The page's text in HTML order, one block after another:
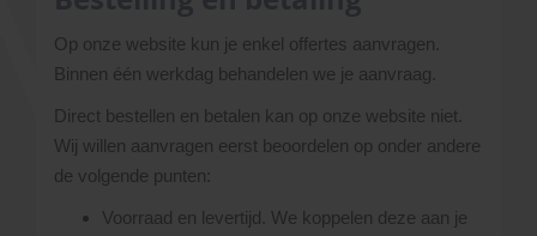
Op onze website kun je enkel offertes aanvragen.
Binnen één werkdag behandelen we je aanvraag.
Direct bestellen en betalen kan op onze website niet.
Wij willen aanvragen eerst beoordelen op onder andere
de volgende punten:
Voorraad en levertijd. We koppelen deze aan je